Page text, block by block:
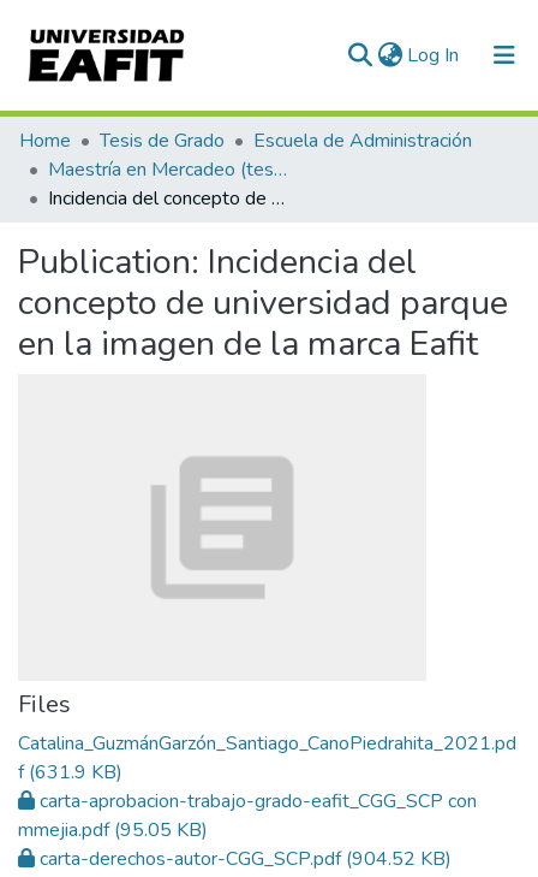
Log In (current)
Communities & Collections
All of DSpace
Home Tesis de Grado
Escuela de Administración
Maestría en Mercadeo (tesis)
Incidencia del concepto de universidad parque en la imagen de la marca Eafit
Publication: Incidencia del
concepto de universidad parque
en la imagen de la marca Eafit
Files
Catalina_GuzmánGarzón_Santiago_CanoPiedrahita_2021.pd
f(631.9 KB)
carta-aprobacion-trabajo-grado-eafit_CGG_SCP con
mmejia.pdf(95.05 KB)
carta-derechos-autor-CGG_SCP.pdf(904.52 KB)